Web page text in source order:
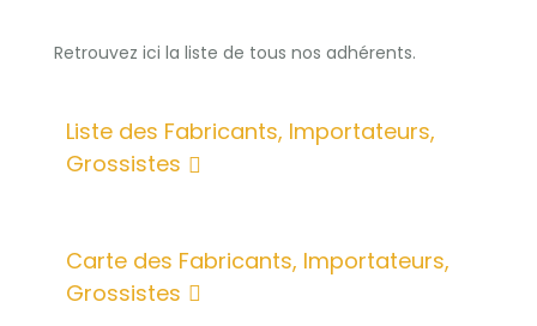
Retrouvez ici la liste de tous nos adhérents.
Liste des Fabricants, Importateurs,
Grossistes
Carte des Fabricants, Importateurs,
Grossistes